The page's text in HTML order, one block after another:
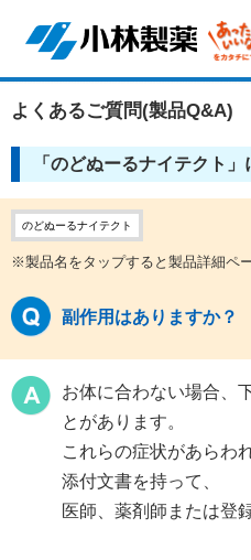
よくあるご質問(製品Q&A)
「のどぬーるナイテクト
のどぬーるナイテクト
※製品名をタップすると製品詳細ペ
副作用はありますか？
お体に合わない場合、
とがあります。
これらの症状があらわ
添付文書を持って、
医師、薬剤師または登